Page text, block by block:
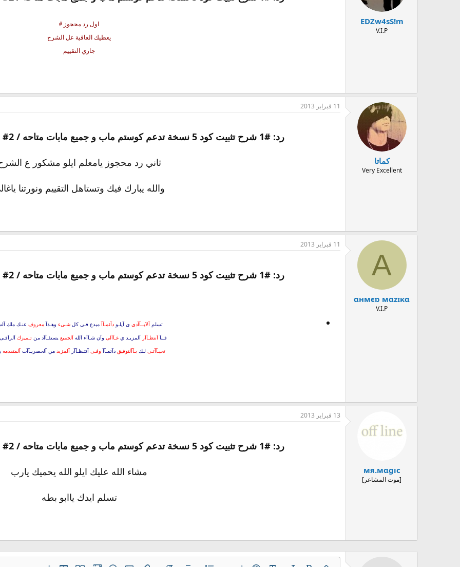
EDZw4sS!m
V.I.P
اول رد محجوز #
يعطيك العافية عل الشرح
جاري التقييم
كماتا
Very Excellent
11 فبراير 2013
رد: #1 شرح تثبيت كود 5 نسخة تدعم كوستم ماب و جميع مابات متاحه / 2# شرح تركيب كوستم ماب للزومبي
ثاني رد محجوز يامعلم ايلو مشكور ع
والله يبارك فيك وتستاهل التقييم ونورتنا
Α
αнмєɒ мαzɪĸα
V.I.P
11 فبراير 2013
رد: #1 شرح تثبيت كود 5 نسخة تدعم كوستم ماب و جميع مابات متاحه / 2# شرح تركيب كوستم ماب للزومبي
تسلم آلآيــآآدى ي آيلـو دآئمـآآ مبدع فـى كل شـىء وهـذآ معروف عنـك ملك
فـىآ آنتظـآآر آلمزيـد ي غـآآلى وآن شـآآء آلله آلجميع يستفـآآد من تـميزك
تحيـآآتـى لـك بـآآلتوفيقدآئمـآآ وفـى آنتـظـآآر آلمزيدمن آلحصريـآآت آلمتقدمه
мя.мαgıс
[موت المشاعر]
13 فبراير 2013
رد: #1 شرح تثبيت كود 5 نسخة تدعم كوستم ماب و جميع مابات متاحه / 2# شرح تركيب كوستم ماب للزومبي
مشاء الله عليك ايلو الله يحميك يارب
تسلم ايدك ياابو بطه